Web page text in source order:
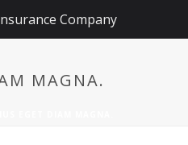
MAGNA.
Company